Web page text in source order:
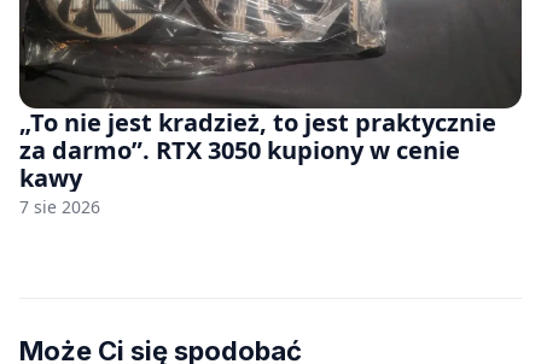
„To nie jest kradzież, to jest praktycznie
za darmo”. RTX 3050 kupiony w cenie
kawy
7 sie 2026
Może Ci się spodobać